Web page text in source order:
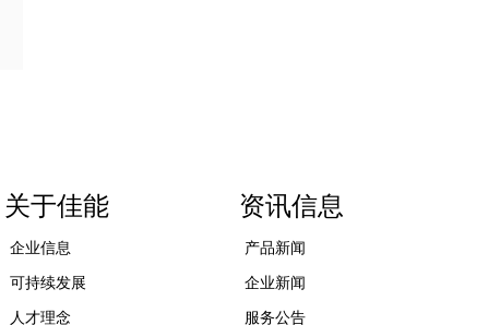
关于佳能
企业信息
可持续发展
人才理念
资讯信息
产品新闻
企业新闻
服务公告